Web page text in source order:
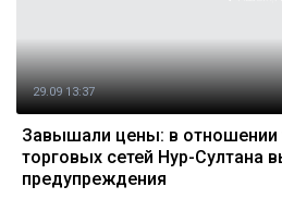
29.09 13:37
Завышали цены: в отношении
торговых сетей Нур-Султана
предупреждения